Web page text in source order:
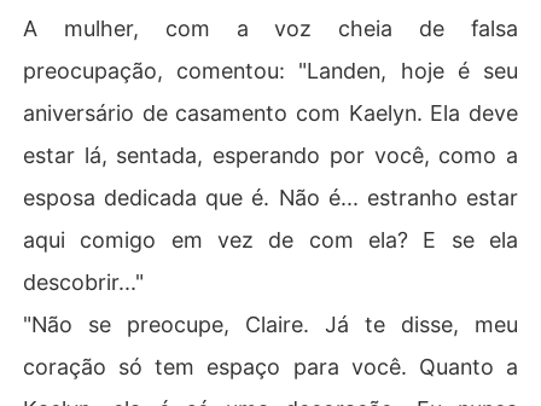
A mulher, com a voz cheia de falsa
preocupação, comentou: "Landen, hoje é seu
aniversário de casamento com Kaelyn. Ela deve
estar lá, sentada, esperando por você, como a
esposa dedicada que é. Não é... estranho estar
aqui comigo em vez de com ela? E se ela
descobrir..."
"Não se preocupe, Claire. Já te disse, meu
coração só tem espaço para você. Quanto a